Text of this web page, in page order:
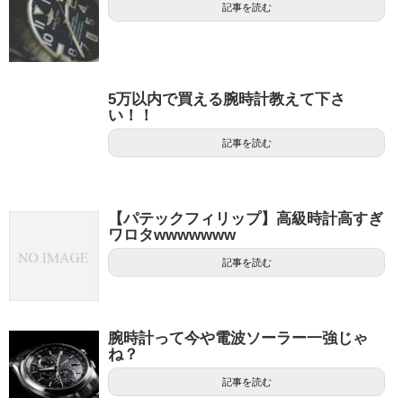
記事を読む
5万以内で買える腕時計教えて下さ
い！！
記事を読む
【パテックフィリップ】高級時計高すぎ
ワロタwwwwwww
記事を読む
腕時計って今や電波ソーラー一強じゃ
ね？
記事を読む